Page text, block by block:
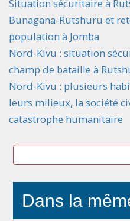
Situation sécuritaire à
Bunagana-Rutshuru et
population à Jomba
Nord-Kivu : situation
champ de bataille à
Nord-Kivu : plusieurs
leurs milieux, la société
catastrophe humanitaire
Dans la